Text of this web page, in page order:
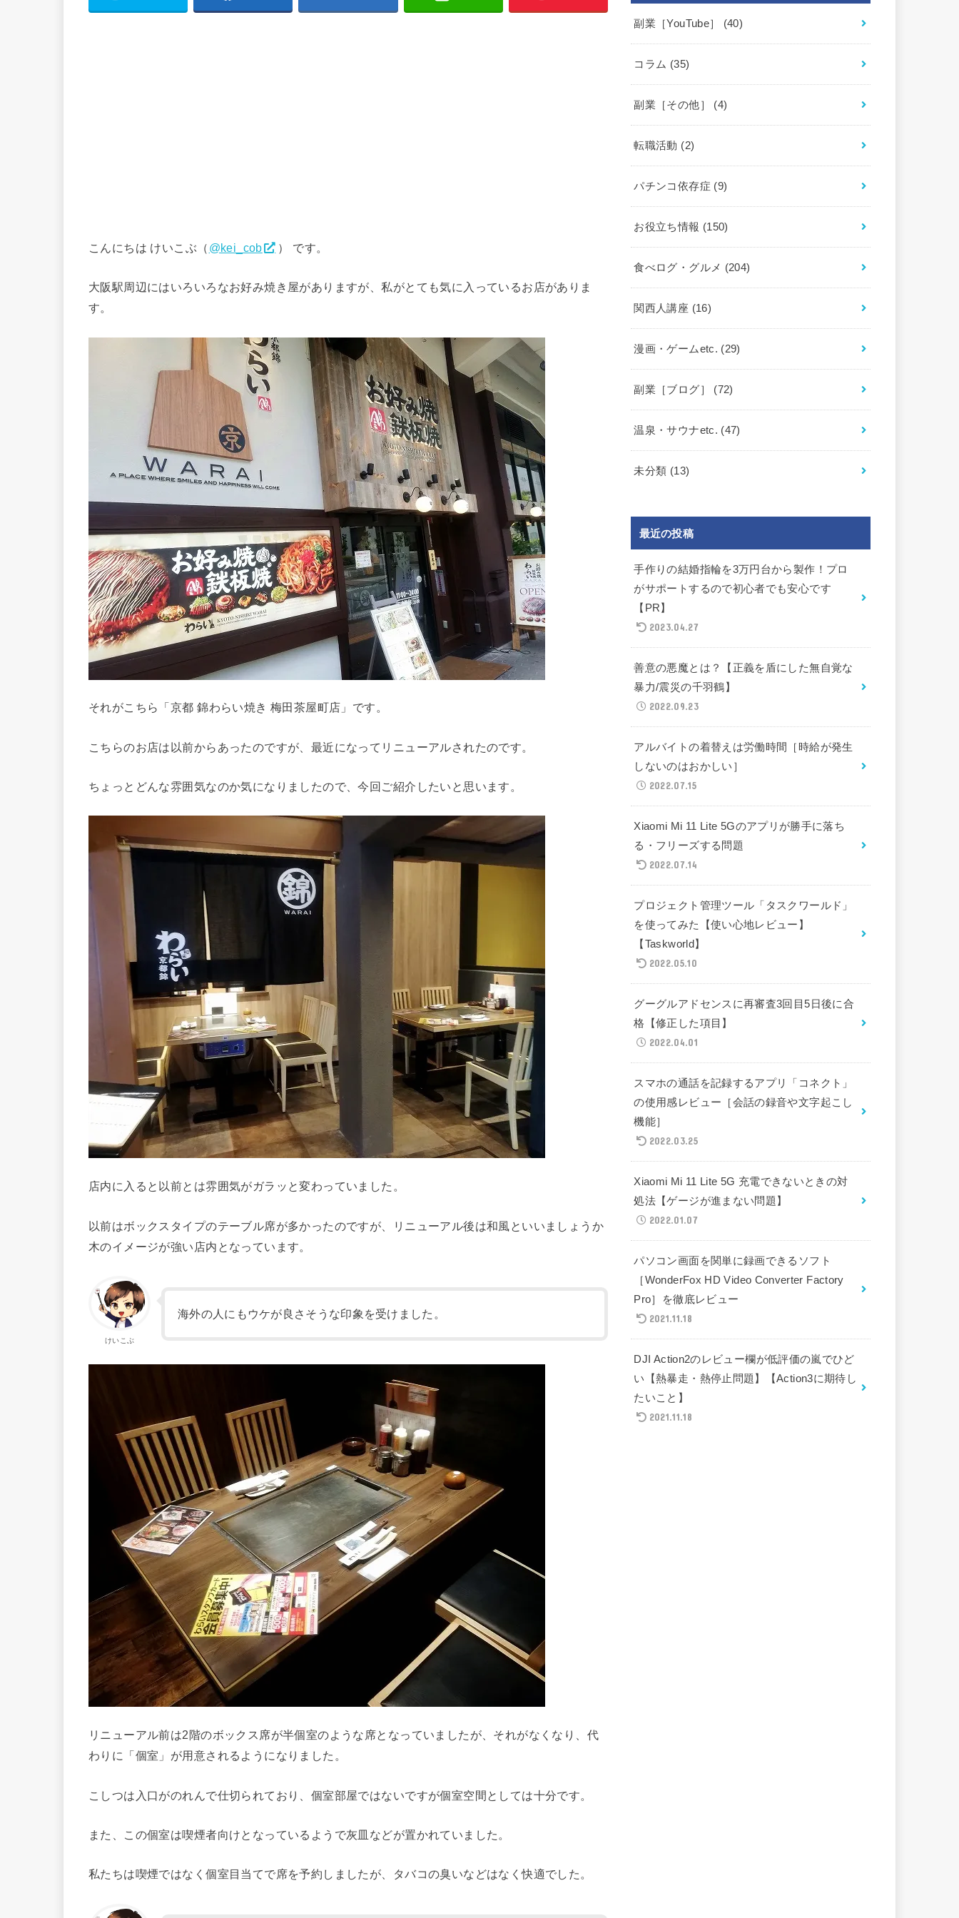
こんにちは けいこぶ（ @kei_cob ） です。
大阪駅周辺にはいろいろなお好み焼き屋がありますが、私がとても気に入っているお店がありま
す。
それがこちら「京都 錦わらい焼き 梅田茶屋町店」です。
こちらのお店は以前からあったのですが、最近になってリニューアルされたのです。
ちょっとどんな雰囲気なのか気になりましたので、今回ご紹介したいと思います。
店内に入ると以前とは雰囲気がガラッと変わっていました。
以前はボックスタイプのテーブル席が多かったのですが、リニューアル後は和風といいましょうか
木のイメージが強い店内となっています。
けいこぶ
海外の人にもウケが良さそうな印象を受けました。
リニューアル前は2階のボックス席が半個室のような席となっていましたが、それがなくなり、代
わりに「個室」が用意されるようになりました。
こしつは入口がのれんで仕切られており、個室部屋ではないですが個室空間としては十分です。
また、この個室は喫煙者向けとなっているようで灰皿などが置かれていました。
私たちは喫煙ではなく個室目当てで席を予約しましたが、タバコの臭いなどはなく快適でした。
副業［YouTube］ (40)
コラム (35)
副業［その他］ (4)
転職活動 (2)
パチンコ依存症 (9)
お役立ち情報 (150)
食べログ・グルメ (204)
関西人講座 (16)
漫画・ゲームetc. (29)
副業［ブログ］ (72)
温泉・サウナetc. (47)
未分類 (13)
最近の投稿
手作りの結婚指輪を3万円台から製作！プロ
がサポートするので初心者でも安心です
【PR】
2023.04.27
善意の悪魔とは？【正義を盾にした無自覚な
暴力/震災の千羽鶴】
2022.09.23
アルバイトの着替えは労働時間［時給が発生
しないのはおかしい］
2022.07.15
Xiaomi Mi 11 Lite 5Gのアプリが勝手に落ち
る・フリーズする問題
2022.07.14
プロジェクト管理ツール「タスクワールド」
を使ってみた【使い心地レビュー】
【Taskworld】
2022.05.10
グーグルアドセンスに再審査3回目5日後に合
格【修正した項目】
2022.04.01
スマホの通話を記録するアプリ「コネクト」
の使用感レビュー［会話の録音や文字起こし
機能］
2022.03.25
Xiaomi Mi 11 Lite 5G 充電できないときの対
処法【ゲージが進まない問題】
2022.01.07
パソコン画面を関単に録画できるソフト
［WonderFox HD Video Converter Factory
Pro］を徹底レビュー
2021.11.18
DJI Action2のレビュー欄が低評価の嵐でひど
い【熱暴走・熱停止問題】【Action3に期待し
たいこと】
2021.11.18